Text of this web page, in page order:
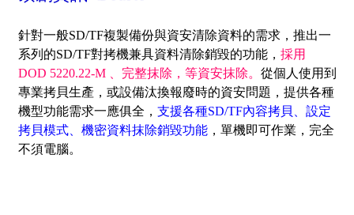
針對一般SD/TF複製備份與資安清除資料的需求，推出一
系列的SD/TF對拷機兼具資料清除銷毀的功能， 採用
DOD 5220.22-M 、完整抹除，等資安抹除。 從個人使用到
專業拷貝生產，或設備汰換報廢時的資安問題，提供各種
機型功能需求一應俱全， 支援各種SD/TF內容拷貝、設定
拷貝模式、機密資料抹除銷毀功能，單機即可作業，完全
不須電腦。